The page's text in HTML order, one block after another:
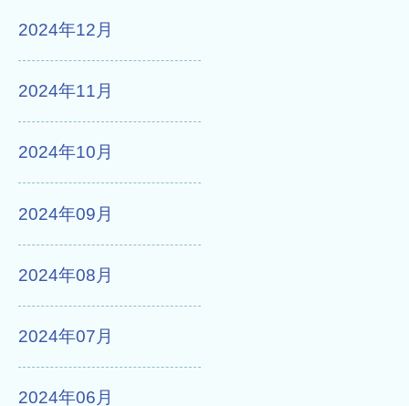
2024年12月
2024年11月
2024年10月
2024年09月
2024年08月
2024年07月
2024年06月